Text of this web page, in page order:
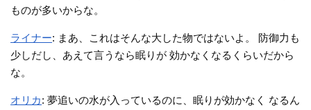
ものが多いからな。
ライナー: まあ、これはそんな大した物ではないよ。 防御力も
少しだし、あえて言うなら眠りが 効かなくなるくらいだから
な。
オリカ: 夢追いの水が入っているのに、眠りが効かなく なるん